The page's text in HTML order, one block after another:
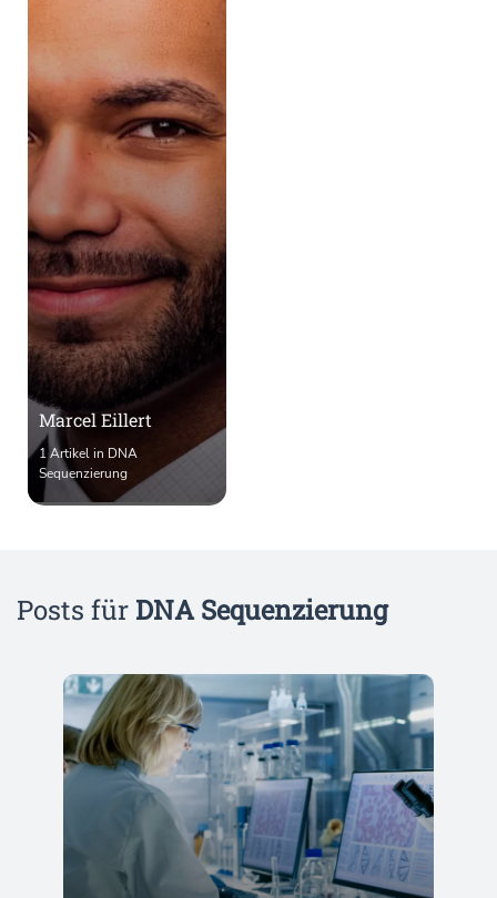
Marcel Eillert
1 Artikel in DNA
Sequenzierung
Posts für DNA Sequenzierung